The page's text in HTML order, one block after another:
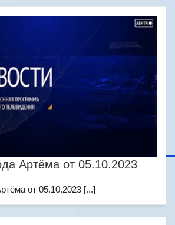
Артёма от 05.10.2023
от 05.10.2023 [...]